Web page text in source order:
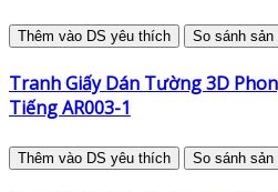
Thêm vào DS yêu thích So sánh sản
Tranh Giấy Dán Tường 3D
Tiếng AR003-1
Thêm vào DS yêu thích So sánh sản